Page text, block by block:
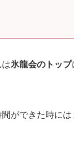
氷龍会のトップ
ができた時に